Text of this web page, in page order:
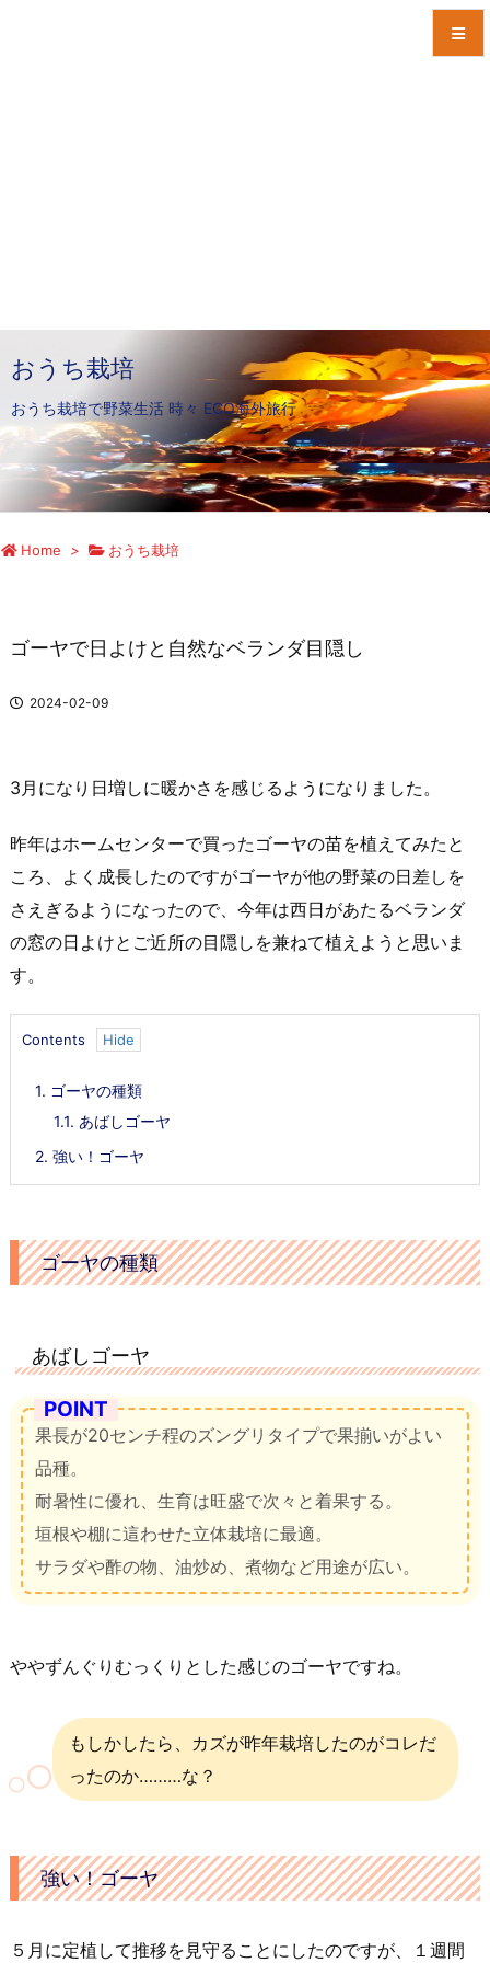
おうち栽培
おうち栽培で野菜生活 時々 ECO海外旅行
検索
Home > おうち栽培
ゴーヤで日よけと自然なベランダ目隠し
2024-02-09
3月になり日増しに暖かさを感じるようになりました。
昨年はホームセンターで買ったゴーヤの苗を植えてみたと
ころ、よく成長したのですがゴーヤが他の野菜の日差しを
さえぎるようになったので、今年は西日があたるベランダ
の窓の日よけとご近所の目隠しを兼ねて植えようと思いま
す。
Contents
1. ゴーヤの種類
1.1. あばしゴーヤ
2. 強い！ゴーヤ
ゴーヤの種類
あばしゴーヤ
POINT
果長が20センチ程のズングリタイプで果揃いがよい
品種。
耐暑性に優れ、生育は旺盛で次々と着果する。
垣根や棚に這わせた立体栽培に最適。
サラダや酢の物、油炒め、煮物など用途が広い。
ややずんぐりむっくりとした感じのゴーヤですね。
もしかしたら、カズが昨年栽培したのがコレだ
ったのか………な？
強い！ゴーヤ
５月に定植して推移を見守ることにしたのですが、１週間